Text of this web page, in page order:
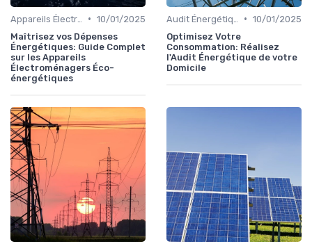
• 10/01/2025
Maîtrisez vos Dépenses
Énergétiques: Guide Complet
sur les Appareils
Électroménagers Éco-
énergétiques
• 10/01/2025
Optimisez Votre
Consommation: Réalisez
l'Audit Énergétique de votre
Domicile